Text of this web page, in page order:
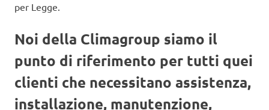
per Legge.
Noi della Climagroup siamo il
punto di riferimento per tutti quei
clienti che necessitano assistenza,
installazione, manutenzione,